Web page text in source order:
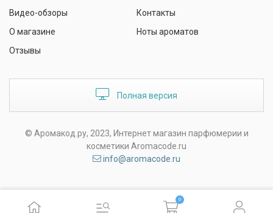
Видео-обзоры
О магазине
Отзывы
Контакты
Ноты ароматов
Полная версия
© Аромакод.ру, 2023, Интернет магазин парфюмерии и
косметики Aromacode.ru
info@aromacode.ru
0